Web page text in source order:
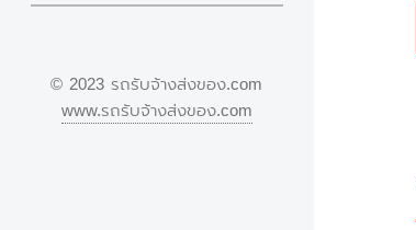
© 2023 รถรับจ้างส่งของ.com
www.รถรับจ้างส่งของ.com